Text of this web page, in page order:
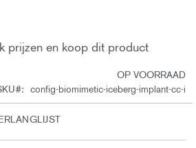
prijzen en koop dit product
OP VOORRAAD
config-biomimetic-iceberg-implant-cc-i